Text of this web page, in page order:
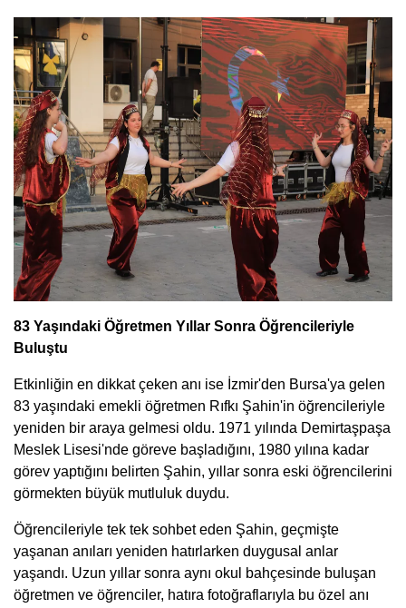
83 Yaşındaki Öğretmen Yıllar Sonra Öğrencileriyle
Buluştu
Etkinliğin en dikkat çeken anı ise İzmir'den Bursa'ya gelen
83 yaşındaki emekli öğretmen Rıfkı Şahin'in öğrencileriyle
yeniden bir araya gelmesi oldu. 1971 yılında Demirtaşpaşa
Meslek Lisesi'nde göreve başladığını, 1980 yılına kadar
görev yaptığını belirten Şahin, yıllar sonra eski öğrencilerini
görmekten büyük mutluluk duydu.
Öğrencileriyle tek tek sohbet eden Şahin, geçmişte
yaşanan anıları yeniden hatırlarken duygusal anlar
yaşandı. Uzun yıllar sonra aynı okul bahçesinde buluşan
öğretmen ve öğrenciler, hatıra fotoğraflarıyla bu özel anı